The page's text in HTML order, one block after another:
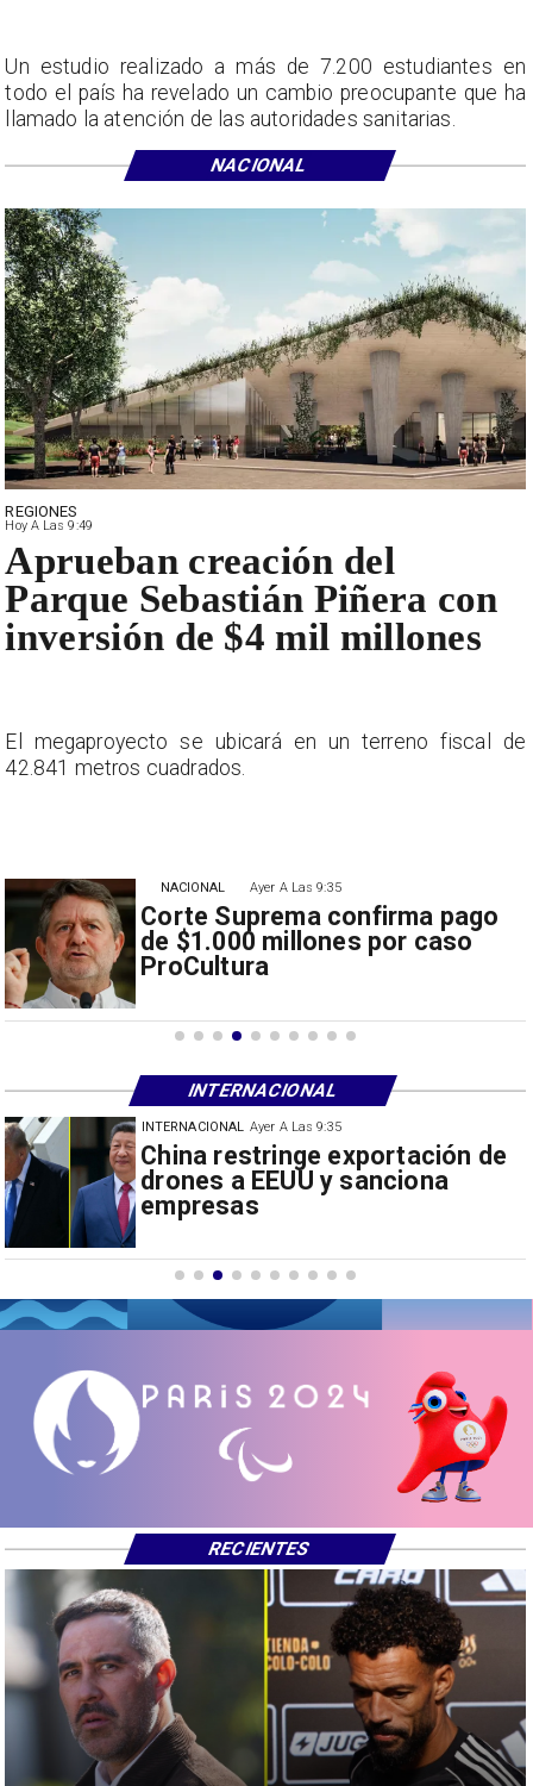
Ayer A Las 9:35
Papa León XIV anuncia gira por
Sudamérica
INTERNACIONAL
Ayer A Las 9:35
Corte Suprema confirma pago
de $1.000 millones por caso
ProCultura
NACIONAL
REGIONES
Hoy A Las 9:49
Aprueban creación del
Parque Sebastián Piñera con
inversión de $4 mil millones
El megaproyecto se ubicará en un terreno fiscal de
42.841 metros cuadrados.
Un estudio realizado a más de 7.200 estudiantes en
todo el país ha revelado un cambio preocupante que ha
llamado la atención de las autoridades sanitarias.
NACIONAL
INTERNACIONAL
RECIENTES